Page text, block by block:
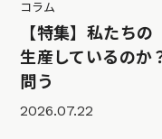
コラム
【特集】私たち
生産しているのか
問う
2026.07.22